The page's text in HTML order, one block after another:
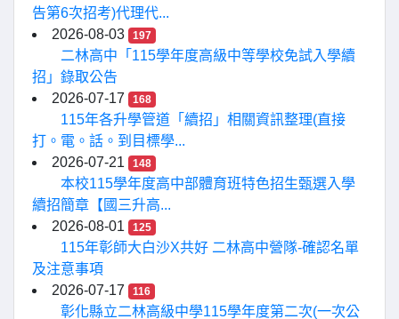
告第6次招考)代理代...
2026-08-03
197
二林高中「115學年度高級中等學校免試入學續
招」錄取公告
2026-07-17
168
115年各升學管道「續招」相關資訊整理(直接
打。電。話。到目標學...
2026-07-21
148
本校115學年度高中部體育班特色招生甄選入學
續招簡章【國三升高...
2026-08-01
125
115年彰師大白沙X共好 二林高中營隊-確認名單
及注意事項
2026-07-17
116
彰化縣立二林高級中學115學年度第二次(一次公